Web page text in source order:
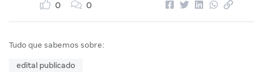
0 0
Tudo que sabemos sobre:
edital publicado